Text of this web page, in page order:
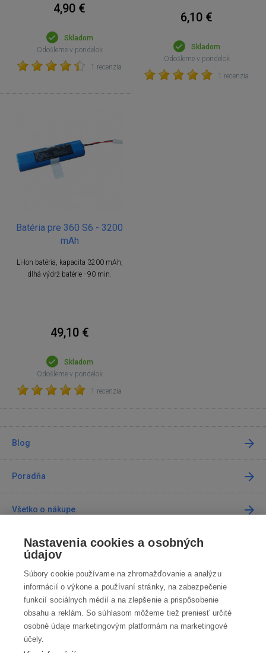
4,90 €
Skladom
Odošleme v pondelok
1 recenzia
6,10 €
Skladom
Odošleme v pondelok
1 recenzia
Batéria pre 360 S6 - 3200
mAh
Li-Ion batéria, kapacita 3200 mAh,
dlhá výdrž batérie - 90 min.
49,10 €
Skladom
Odošleme v pondelok
1 recenzia
Blog
Poradňa
Všetko o nákupe
Predajne
Kontakt
Kontaktujte nás
info@robotworld.sk
Nastavenia cookies a osobných
údajov
Súbory cookie používame na zhromažďovanie a analýzu
informácií o výkone a používaní stránky, na zabezpečenie
funkcií sociálnych médií a na zlepšenie a prispôsobenie
obsahu a reklám. So súhlasom môžeme tiež preniesť určité
osobné údaje marketingovým platformám na marketingové
účely.